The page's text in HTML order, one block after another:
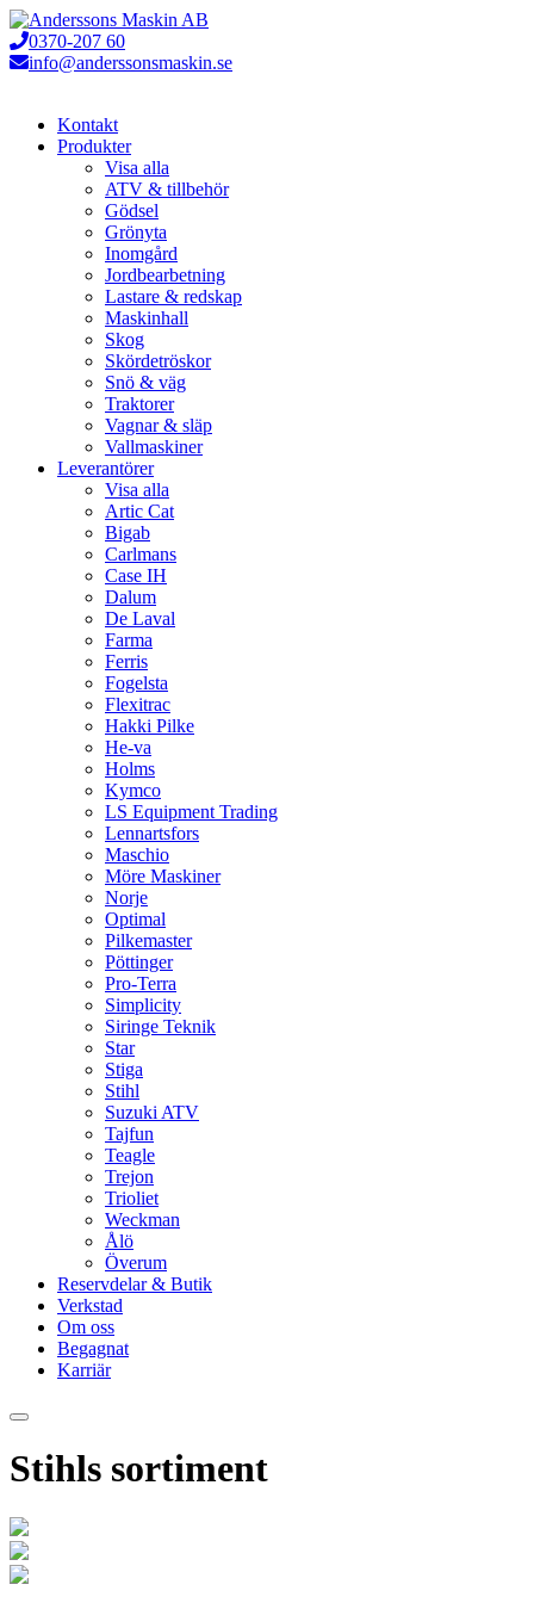
Hoppa
till
innehåll
0370-207 60
info@anderssonsmaskin.se
Kontakt
Produkter
Visa alla
ATV & tillbehör
Gödsel
Grönyta
Inomgård
Jordbearbetning
Lastare & redskap
Maskinhall
Skog
Skördetröskor
Snö & väg
Traktorer
Vagnar & släp
Vallmaskiner
Leverantörer
Visa alla
Artic Cat
Bigab
Carlmans
Case IH
Dalum
De Laval
Farma
Ferris
Fogelsta
Flexitrac
Hakki Pilke
He-va
Holms
Kymco
LS Equipment Trading
Lennartsfors
Maschio
Möre Maskiner
Norje
Optimal
Pilkemaster
Pöttinger
Pro-Terra
Simplicity
Siringe Teknik
Star
Stiga
Stihl
Suzuki ATV
Tajfun
Teagle
Trejon
Trioliet
Weckman
Ålö
Överum
Reservdelar & Butik
Verkstad
Om oss
Begagnat
Karriär
Stihls sortiment